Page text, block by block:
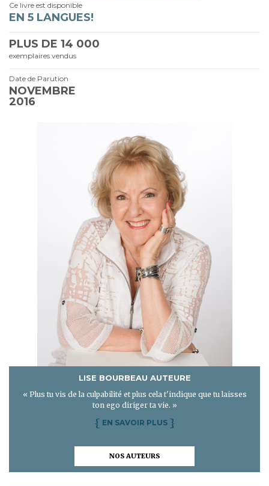
Ce livre est disponible
EN 5 LANGUES!
PLUS DE 14 000
exemplaires vendus
Date de Parution
NOVEMBRE
2016
LISE BOURBEAU AUTEURE
« Plus tu vis de la culpabilité et plus cela t'indique que tu laisses
ton ego diriger ta vie. »
{ EN SAVOIR PLUS }
NOS AUTEURS